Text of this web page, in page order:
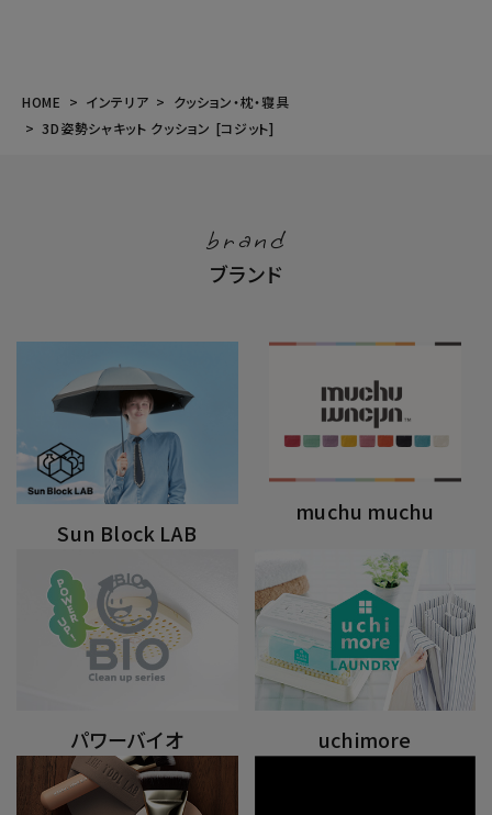
HOME インテリア
クッション・枕・寝具
3D姿勢シャキット クッション [コジット]
brand
ブランド
Sun Block LAB
muchu muchu
パワーバイオ uchimore